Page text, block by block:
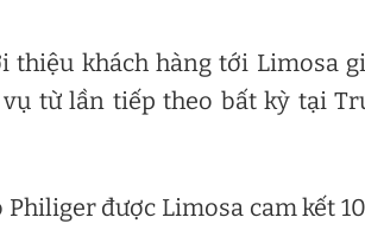
thiệu khách hàng tới Limosa
từ lần tiếp theo bất kỳ tại
được Limosa cam kết